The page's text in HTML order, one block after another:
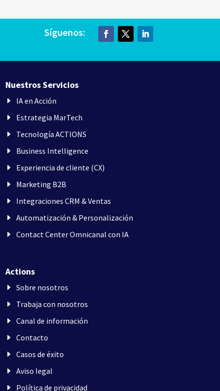
Síguenos:
Nuestros Servicios
IA en Acción
Estrategia MarTech
Tecnología ACTIONS
Business Intelligence
Experiencia de cliente (CX)
Marketing B2B
Integraciones CRM & Ventas
Automatización & Personalización
Contact Center Omnicanal con IA
Actions
Sobre nosotros
Trabaja con nosotros
Canal de información
Contacto
Casos de éxito
Aviso legal
Política de privacidad